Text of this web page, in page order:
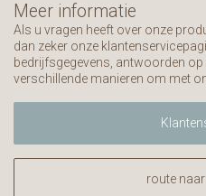
Meer informatie
Als u vragen heeft over onze
dan zeker onze
bedrijfsgegevens, antwoorden op
verschillende manieren om met
route naar